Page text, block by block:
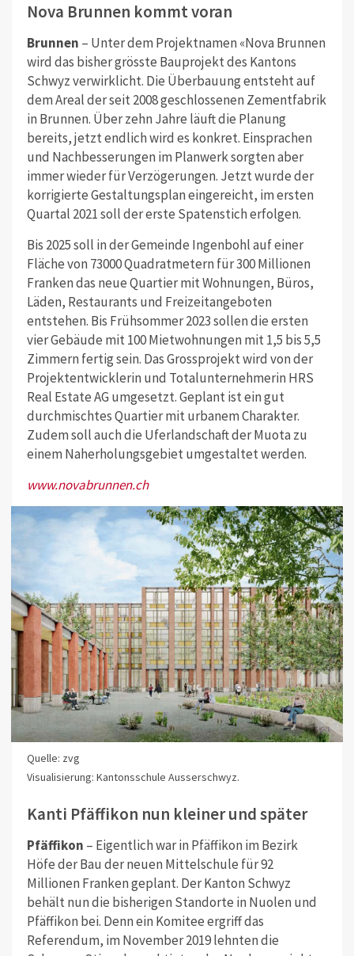
Nova Brunnen kommt voran
Brunnen – Unter dem Projektnamen «Nova Brunnen
wird das bisher grösste Bauprojekt des Kantons
Schwyz verwirklicht. Die Überbauung entsteht auf
dem Areal der seit 2008 geschlossenen Zementfabrik
in Brunnen. Über zehn Jahre läuft die Planung
bereits, jetzt endlich wird es konkret. Einsprachen
und Nachbesserungen im Planwerk sorgten aber
immer wieder für Verzögerungen. Jetzt wurde der
korrigierte Gestaltungsplan eingereicht, im ersten
Quartal 2021 soll der erste Spatenstich erfolgen.
Bis 2025 soll in der Gemeinde Ingenbohl auf einer
Fläche von 73000 Quadratmetern für 300 Millionen
Franken das neue Quartier mit Wohnungen, Büros,
Läden, Restaurants und Freizeitangeboten
entstehen. Bis Frühsommer 2023 sollen die ersten
vier Gebäude mit 100 Mietwohnungen mit 1,5 bis 5,5
Zimmern fertig sein. Das Grossprojekt wird von der
Projektentwicklerin und Totalunternehmerin HRS
Real Estate AG umgesetzt. Geplant ist ein gut
durchmischtes Quartier mit urbanem Charakter.
Zudem soll auch die Uferlandschaft der Muota zu
einem Naherholungsgebiet umgestaltet werden.
www.novabrunnen.ch
Quelle: zvg
Visualisierung: Kantonsschule Ausserschwyz.
Kanti Pfäffikon nun kleiner und später
Pfäffikon – Eigentlich war in Pfäffikon im Bezirk
Höfe der Bau der neuen Mittelschule für 92
Millionen Franken geplant. Der Kanton Schwyz
behält nun die bisherigen Standorte in Nuolen und
Pfäffikon bei. Denn ein Komitee ergriff das
Referendum, im November 2019 lehnten die